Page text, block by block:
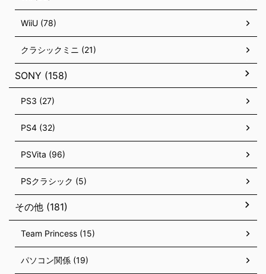
WiiU (78)
クラシックミニ (21)
SONY (158)
PS3 (27)
PS4 (32)
PSVita (96)
PSクラシック (5)
その他 (181)
Team Princess (15)
パソコン関係 (19)